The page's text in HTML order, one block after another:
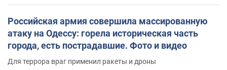
Российская армия совершила массированную
атаку на Одессу: горела историческая часть
города, есть пострадавшие. Фото и видео
Для террора враг применил ракеты и дроны